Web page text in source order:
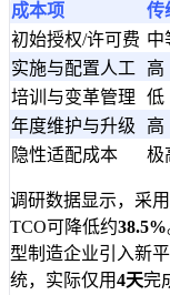
成本项 传
初始授权/许可费 中
实施与配置人工
高
培训与变革管理
低
年度维护与升级
高
隐性适配成本
极
调研数据显示，采
TCO可降低约38.5%
型制造企业引入新
统，实际仅用4天完